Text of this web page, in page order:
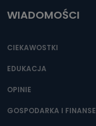
WIADOMOŚCI
CIEKAWOSTKI
EDUKACJA
OPINIE
GOSPODARKA I FINANSE